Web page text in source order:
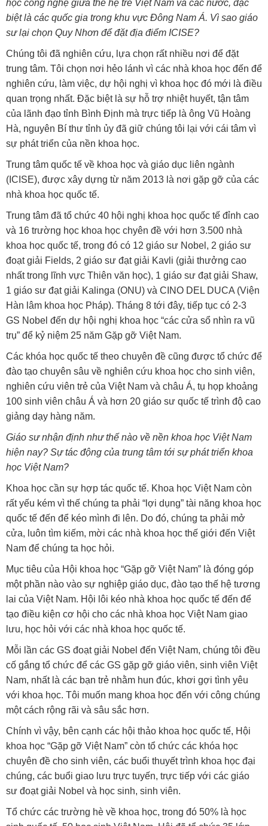
học công nghệ giữa thế hệ trẻ Việt Nam và các nước, đặc
biệt là các quốc gia trong khu vực Đông Nam Á. Vì sao giáo
sư lại chọn Quy Nhơn để đặt địa điểm ICISE?
Chúng tôi đã nghiên cứu, lựa chọn rất nhiều nơi để đặt
trung tâm. Tôi chọn nơi hẻo lánh vì các nhà khoa học đến để
nghiên cứu, làm việc, dự hội nghị vì khoa học đó mới là điều
quan trọng nhất. Đặc biệt là sự hỗ trợ nhiệt huyết, tận tâm
của lãnh đạo tỉnh Bình Định mà trực tiếp là ông Vũ Hoàng
Hà, nguyên Bí thư tỉnh ủy đã giữ chúng tôi lại với cái tâm vì
sự phát triển của nền khoa học.
Trung tâm quốc tế về khoa học và giáo dục liên ngành
(ICISE), được xây dựng từ năm 2013 là nơi gặp gỡ của các
nhà khoa học quốc tế.
Trung tâm đã tổ chức 40 hội nghị khoa học quốc tế đỉnh cao
và 16 trường học khoa học chyên đề với hơn 3.500 nhà
khoa học quốc tế, trong đó có 12 giáo sư Nobel, 2 giáo sư
đoạt giải Fields, 2 giáo sư đạt giải Kavli (giải thưởng cao
nhất trong lĩnh vực Thiên văn học), 1 giáo sư đạt giải Shaw,
1 giáo sư đạt giải Kalinga (ONU) và CINO DEL DUCA (Viện
Hàn lâm khoa học Pháp). Tháng 8 tới đây, tiếp tục có 2-3
GS Nobel đến dự hội nghị khoa học “các cửa sổ nhìn ra vũ
trụ” để kỷ niệm 25 năm Gặp gỡ Việt Nam.
Các khóa học quốc tế theo chuyên đề cũng được tổ chức để
đào tạo chuyên sâu về nghiên cứu khoa học cho sinh viên,
nghiên cứu viên trẻ của Việt Nam và châu Á, tụ họp khoảng
100 sinh viên châu Á và hơn 20 giáo sư quốc tế trình độ cao
giảng dạy hàng năm.
Giáo sư nhận định như thế nào về nền khoa học Việt Nam
hiện nay? Sự tác động của trung tâm tới sự phát triển khoa
học Việt Nam?
Khoa học cần sự hợp tác quốc tế. Khoa học Việt Nam còn
rất yếu kém vì thế chúng ta phải “lợi dụng” tài năng khoa học
quốc tế đến để kéo mình đi lên. Do đó, chúng ta phải mở
cửa, luôn tìm kiếm, mời các nhà khoa học thế giới đến Việt
Nam để chúng ta học hỏi.
Mục tiêu của Hội khoa học “Gặp gỡ Việt Nam” là đóng góp
một phần nào vào sự nghiệp giáo dục, đào tạo thế hệ tương
lai của Việt Nam. Hội lôi kéo nhà khoa học quốc tế đến để
tạo điều kiện cơ hội cho các nhà khoa học Việt Nam giao
lưu, học hỏi với các nhà khoa học quốc tế.
Mỗi lần các GS đoạt giải Nobel đến Việt Nam, chúng tôi đều
cố gắng tổ chức để các GS gặp gỡ giáo viên, sinh viên Việt
Nam, nhất là các bạn trẻ nhằm hun đúc, khơi gợi tình yêu
với khoa học. Tôi muốn mang khoa học đến với công chúng
một cách rộng rãi và sâu sắc hơn.
Chính vì vậy, bên cạnh các hội thảo khoa học quốc tế, Hội
khoa học “Gặp gỡ Việt Nam” còn tổ chức các khóa học
chuyên đề cho sinh viên, các buổi thuyết trình khoa học đại
chúng, các buổi giao lưu trực tuyến, trực tiếp với các giáo
sư đoạt giải Nobel và học sinh, sinh viên.
Tổ chức các trường hè về khoa học, trong đó 50% là học